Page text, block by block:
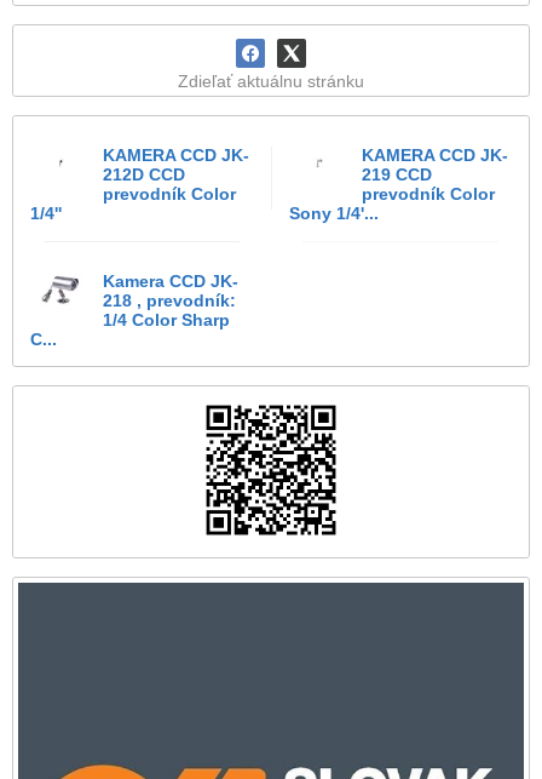
Zdieľať aktuálnu stránku
KAMERA CCD JK-
212D CCD
prevodník Color
1/4''
KAMERA CCD JK-
219 CCD
prevodník Color
Sony 1/4'...
Kamera CCD JK-
218 , prevodník:
1/4 Color Sharp
C...